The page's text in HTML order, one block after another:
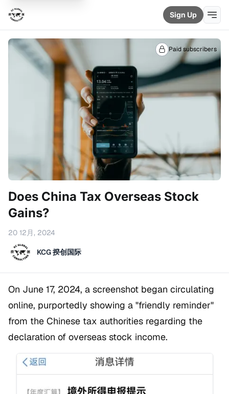
Sign Up
Paid subscribers
Does China Tax Overseas Stock
Gains?
20 12月, 2024
KCG 揆创国际
On June 17, 2024, a screenshot began circulating
online, purportedly showing a "friendly reminder"
from the Chinese tax authorities regarding the
declaration of overseas stock income.